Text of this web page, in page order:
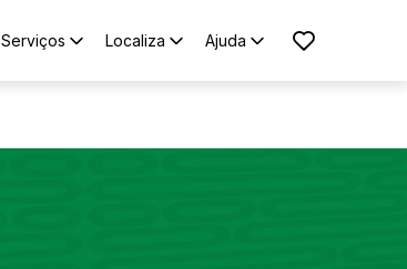
Serviços Localiza Ajuda